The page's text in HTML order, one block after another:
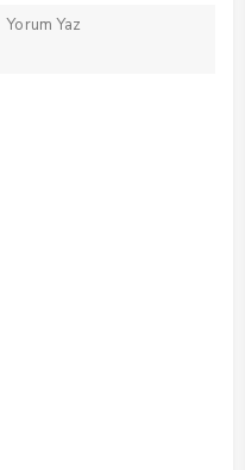
Yorum Yaz